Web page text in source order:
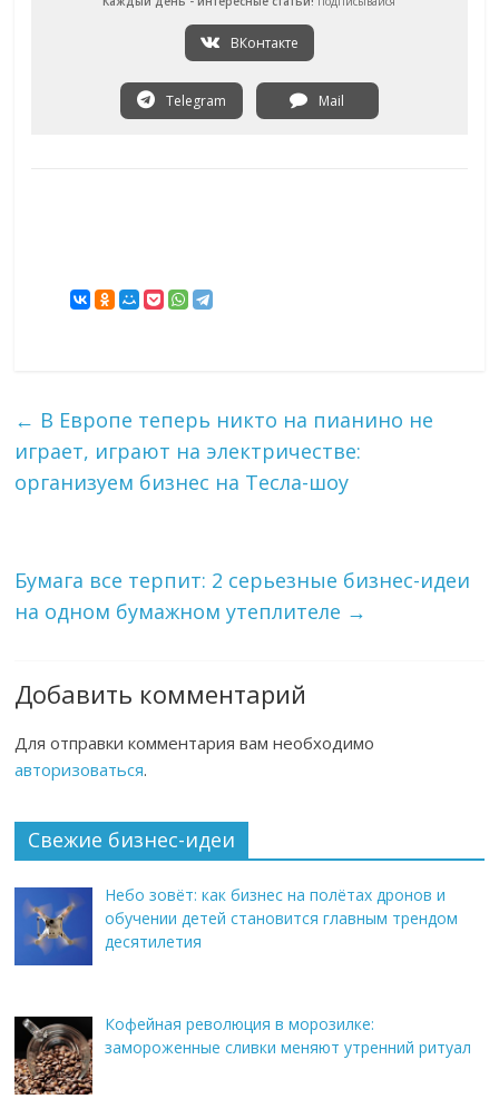
ВКонтакте
Telegram Mail
← В Европе теперь никто на пианино не
играет, играют на электричестве:
организуем бизнес на Тесла-шоу
Бумага все терпит: 2 серьезные бизнес-идеи
на одном бумажном утеплителе →
Добавить комментарий
Для отправки комментария вам необходимо
авторизоваться.
Свежие бизнес-идеи
Небо зовёт: как бизнес на полётах дронов и
обучении детей становится главным трендом
десятилетия
Кофейная революция в морозилке:
замороженные сливки меняют утренний ритуал